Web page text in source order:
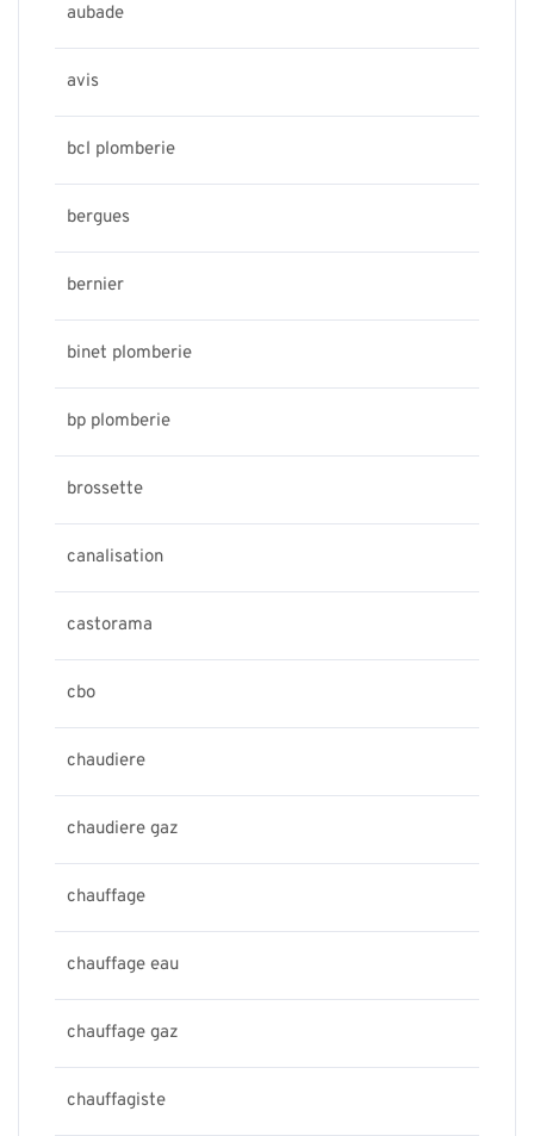
aubade
avis
bcl plomberie
bergues
bernier
binet plomberie
bp plomberie
brossette
canalisation
castorama
cbo
chaudiere
chaudiere gaz
chauffage
chauffage eau
chauffage gaz
chauffagiste